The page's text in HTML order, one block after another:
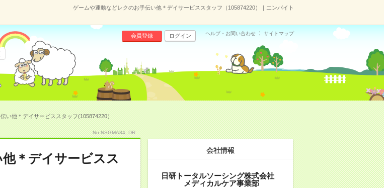
ゲームや運動などレクのお手伝い他＊デイサービススタッフ（105874220）｜エンバイト
会員登録 ログイン ヘルプ・お問い合わせ サイトマップ
い他＊デイサービススタッフ(105874220）
No.NSGMA34_DR
＊デイサービスス
会社情報
日研トータルソーシング株式会社
メディカルケア事業部